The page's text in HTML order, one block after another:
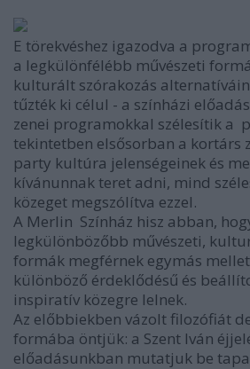
E törekvéshez igazodva a
a legkülönfélébb művészeti
kulturált szórakozás
tűzték ki célul - a színházi
zenei programokkal szélesítik a
tekintetben elsősorban a kortárs
party kultúra jelenségeinek és
kívánunnak teret adni, mind
közeget megszólítva ezzel.
A Merlin Színház hisz abban,
legkülönbözőbb művészeti,
formák megférnek egymás
különböző érdeklődésű és
inspiratív közegre lelnek.
Az előbbiekben vázolt filozófiát
formába öntjük: a Szent Iván
előadásunkban mutatjuk be